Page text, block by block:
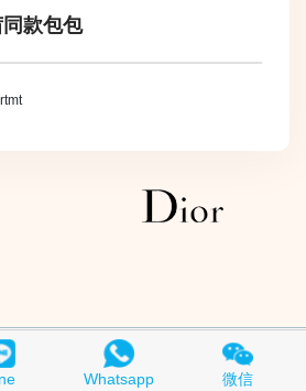
款包包
All Rights Reserved.
京ICP备
Whatsapp 微信